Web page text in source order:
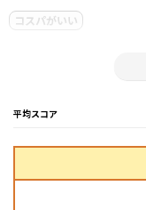
コスパがいい
平均スコア